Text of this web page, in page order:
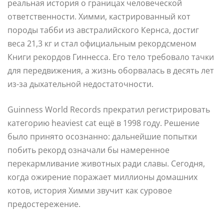
реальная история о границах человеческой
ответственности. Химми, кастрированный кот
породы табби из австралийского Кернса, достиг
веса 21,3 кг и стал официальным рекордсменом
Книги рекордов Гиннесса. Его тело требовало тачки
для передвижения, а жизнь оборвалась в десять лет
из-за дыхательной недостаточности.
Guinness World Records прекратил регистрировать
категорию heaviest cat ещё в 1998 году. Решение
было принято осознанно: дальнейшие попытки
побить рекорд означали бы намеренное
перекармливание животных ради славы. Сегодня,
когда ожирение поражает миллионы домашних
котов, история Химми звучит как суровое
предостережение.